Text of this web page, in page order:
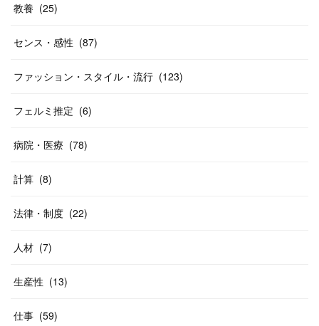
教養 (25)
センス・感性 (87)
ファッション・スタイル・流行 (123)
フェルミ推定 (6)
病院・医療 (78)
計算 (8)
法律・制度 (22)
人材 (7)
生産性 (13)
仕事 (59)